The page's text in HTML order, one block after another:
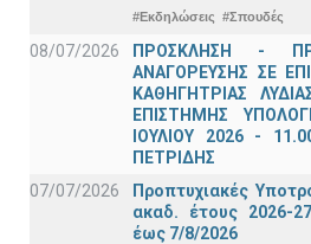
#Εκδηλώσεις #Σπουδές
08/07/2026
ΠΡΟΣΚΛΗΣΗ -
ΑΝΑΓΟΡΕΥΣΗΣ ΣΕ
ΚΑΘΗΓΗΤΡΙΑΣ
ΕΠΙΣΤΗΜΗΣ
ΙΟΥΛΙΟΥ 2026 -
ΠΕΤΡΙΔΗΣ
07/07/2026
Προπτυχιακές
ακαδ. έτους 2026-
έως 7/8/2026